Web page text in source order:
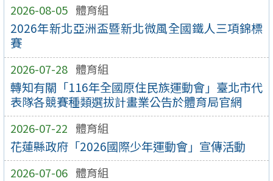
2026-08-05 體育組
2026年新北亞洲盃暨新北微風全國鐵人三項錦標
賽
2026-07-28 體育組
轉知有關「116年全國原住民族運動會」臺北市代
表隊各競賽種類選拔計畫業公告於體育局官網
2026-07-22 體育組
花蓮縣政府「2026國際少年運動會」宣傳活動
2026-07-06 體育組